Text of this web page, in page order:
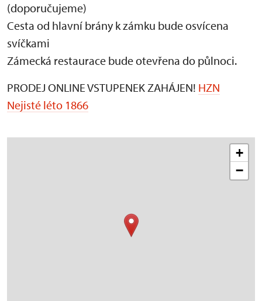
(doporučujeme)
Cesta od hlavní brány k zámku bude osvícena
svíčkami
Zámecká restaurace bude otevřena do půlnoci.
PRODEJ ONLINE VSTUPENEK ZAHÁJEN! HZN
Nejisté léto 1866
+
−